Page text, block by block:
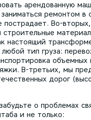
арендованную
ремонтом в
пострадает. Во-
строительные
настоящий
тип груза:
объемных
В-третьих, мы
дорог
о проблемах
и не только: